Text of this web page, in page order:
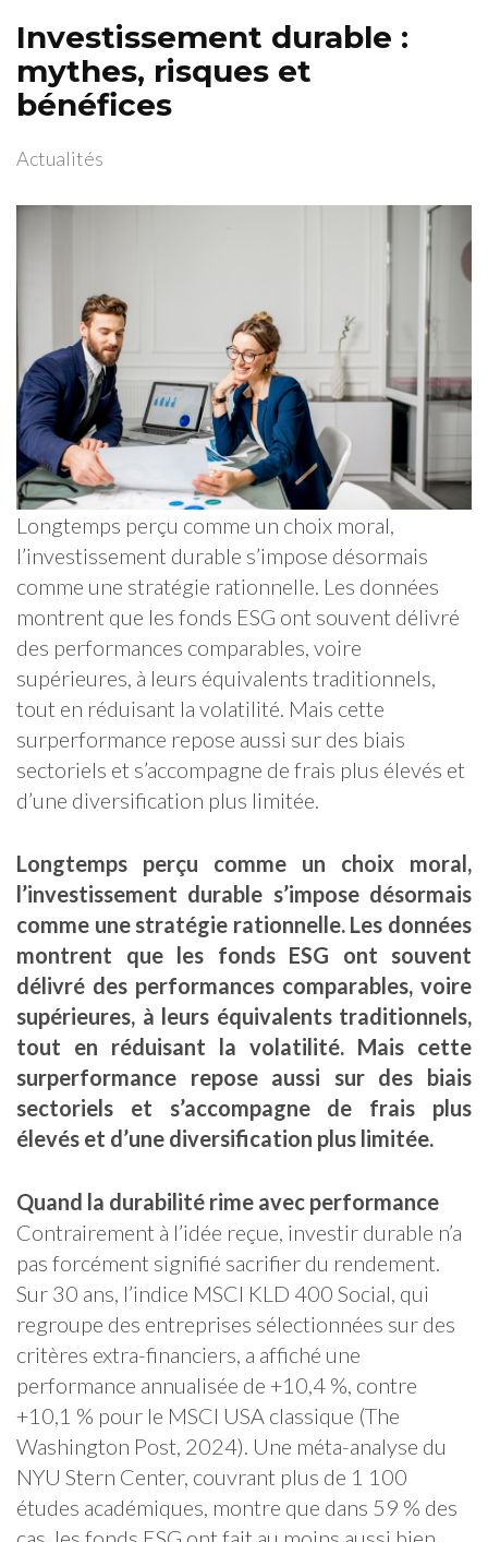
Investissement durable :
mythes, risques et
bénéfices
Actualités
Longtemps perçu comme un choix moral,
l’investissement durable s’impose désormais
comme une stratégie rationnelle. Les données
montrent que les fonds ESG ont souvent délivré
des performances comparables, voire
supérieures, à leurs équivalents traditionnels,
tout en réduisant la volatilité. Mais cette
surperformance repose aussi sur des biais
sectoriels et s’accompagne de frais plus élevés et
d’une diversification plus limitée.
Longtemps perçu comme un choix moral,
l’investissement durable s’impose désormais
comme une stratégie rationnelle. Les données
montrent que les fonds ESG ont souvent
délivré des performances comparables, voire
supérieures, à leurs équivalents traditionnels,
tout en réduisant la volatilité. Mais cette
surperformance repose aussi sur des biais
sectoriels et s’accompagne de frais plus
élevés et d’une diversification plus limitée.
Quand la durabilité rime avec performance
Contrairement à l’idée reçue, investir durable n’a
pas forcément signifié sacrifier du rendement.
Sur 30 ans, l’indice MSCI KLD 400 Social, qui
regroupe des entreprises sélectionnées sur des
critères extra-financiers, a affiché une
performance annualisée de +10,4 %, contre
+10,1 % pour le MSCI USA classique (The
Washington Post, 2024). Une méta-analyse du
NYU Stern Center, couvrant plus de 1 100
études académiques, montre que dans 59 % des